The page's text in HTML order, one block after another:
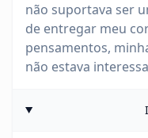
não suportava ser
de entregar meu
pensamentos,
não estava